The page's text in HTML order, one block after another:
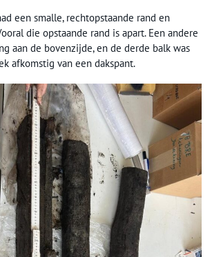
een smalle, rechtopstaande rand en
die opstaande rand is apart. Een andere
aan de bovenzijde, en de derde balk was
afkomstig van een dakspant.